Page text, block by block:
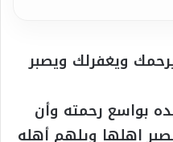
يرحمك ويغفرلك ويصبر
بواسع رحمته وأن
اهلها ويلهم أهله